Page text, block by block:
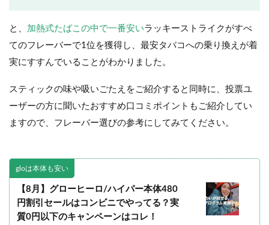
と、 加熱式たばこの中で一番安いラッキーストライクがすべ
てのフレーバーで1位を獲得し、最安タバコへの乗り換えが着
実にすすんでいることがわかりました。
スティックの味や吸いごたえをご紹介すると同時に、投票ユ
ーザーの方に聞いたおすすめ口コミポイントもご紹介してい
ますので、フレーバー選びの参考にしてみてください。
gloは本体も安い
【8月】グローヒーロ/ハイパー本体480
円割引セールはコンビニでやってる？実
質0円以下のキャンペーンはコレ！